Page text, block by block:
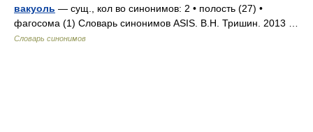
вакуоль — сущ., кол во синонимов: 2 • полость (27) •
фагосома (1) Словарь синонимов ASIS. В.Н. Тришин. 2013 …
Словарь синонимов